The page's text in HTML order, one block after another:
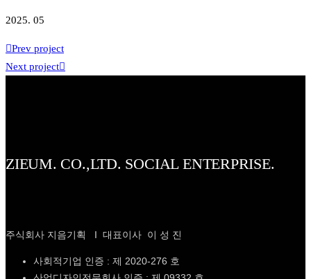
2025. 05
Prev project
Next project
ZIEUM. CO.,LTD. SOCIAL ENTERPRISE.
주식회사 지음기획 I 대표이사 이 성 진
사회적기업 인증 : 제 2020-276 호